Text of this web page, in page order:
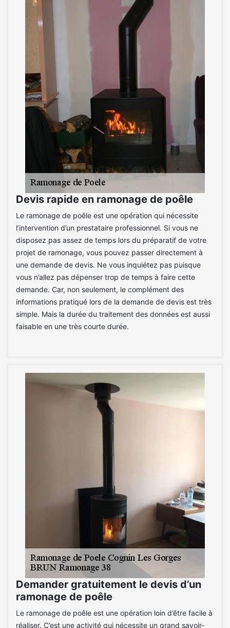
Devis rapide en ramonage de poêle
Le ramonage de poêle est une opération qui nécessite
l’intervention d’un prestataire professionnel. Si vous ne
disposez pas assez de temps lors du préparatif de votre
projet de ramonage, vous pouvez passer directement à
une demande de devis. Ne vous inquiétez pas puisque
vous n’allez pas dépenser trop de temps à faire cette
demande. Car, non seulement, le complément des
informations pratiqué lors de la demande de devis est très
simple. Mais la durée du traitement des données est aussi
faisable en une très courte durée.
Demander gratuitement le devis d’un
ramonage de poêle
Le ramonage de poêle est une opération loin d’être facile à
réaliser. C’est une activité qui nécessite un grand savoir-